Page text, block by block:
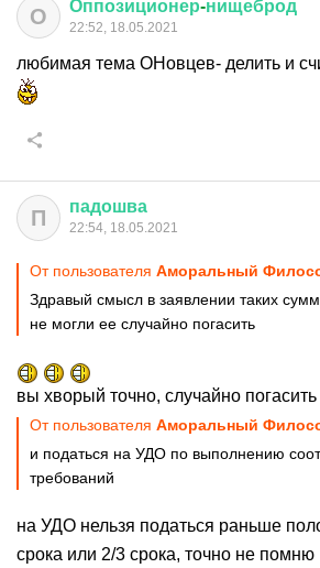
О Оппозиционер-нищеброд
22:52, 18.05.2021
любимая тема ОНовцев- делить и
П падошва
22:54, 18.05.2021
От пользователя Аморальный
Здравый смысл в заявлении таких
не могли ее случайно погасить
вы хворый точно, случайно погасить
От пользователя Аморальный
и податься на УДО по выполнению
требований
на УДО нельзя податься раньше
срока или 2/3 срока, точно не помню